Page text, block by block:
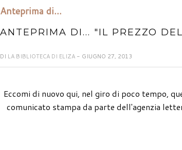
Anteprima di...
ANTEPRIMA DI... "IL PREZZO
DI LA BIBLIOTECA DI ELIZA - GIUGNO 27, 2013
Eccomi di nuovo qui, nel giro di poco tempo,
comunicato stampa da parte dell'agenzia